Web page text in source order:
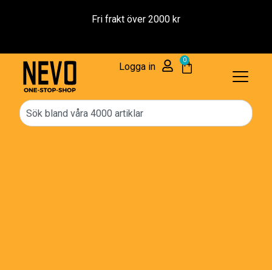
Reservdelar – 1 års Garanti
Logga in
0